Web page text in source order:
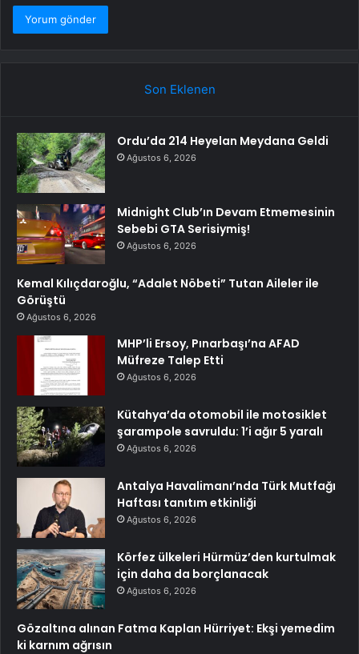
Son Eklenen
Ordu’da 214 Heyelan Meydana Geldi
Ağustos 6, 2026
Midnight Club’ın Devam Etmemesinin
Sebebi GTA Serisiymiş!
Ağustos 6, 2026
Kemal Kılıçdaroğlu, “Adalet Nöbeti” Tutan Aileler ile
Görüştü
Ağustos 6, 2026
MHP’li Ersoy, Pınarbaşı’na AFAD
Müfreze Talep Etti
Ağustos 6, 2026
Kütahya’da otomobil ile motosiklet
şarampole savruldu: 1’i ağır 5 yaralı
Ağustos 6, 2026
Antalya Havalimanı’nda Türk Mutfağı
Haftası tanıtım etkinliği
Ağustos 6, 2026
Körfez ülkeleri Hürmüz’den kurtulmak
için daha da borçlanacak
Ağustos 6, 2026
Gözaltına alınan Fatma Kaplan Hürriyet: Ekşi yemedim
ki karnım ağrısın